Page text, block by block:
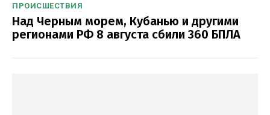
ПРОИСШЕСТВИЯ
Над Черным морем, Кубанью и другими
регионами РФ 8 августа сбили 360 БПЛА